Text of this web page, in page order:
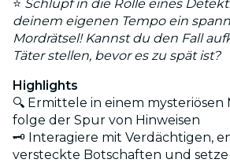
⭐ Schlüpf in die Rolle eines
deinem eigenen Tempo ein
Mordrätsel! Kannst du den Fall
Täter stellen, bevor es zu spät ist?
Highlights
🔍 Ermittele in einem
folge der Spur von Hinweisen
🗝️ Interagiere mit Verdächtigen,
versteckte Botschaften und